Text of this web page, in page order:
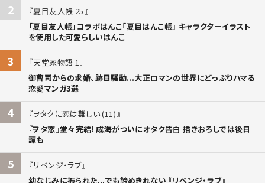
2
夏目友人帳 25
「夏目友人帳」コラボはんこ「夏目はんこ帳」 キャラクターイラスト
を使用した可愛らしいはんこ
3
天堂家物語 1
御曹司からの求婚、跡目騒動...大正ロマンの世界にどっぷりハマる
恋愛マンガ3選
4
ヲタクに恋は難しい (11)
『ヲタ恋』堂々完結! 成海がついにオタク告白 描きおろしでは後日
譚も
5
リベンジ・ラブ
幼なじみに振られた...でも諦めきれない 『リベンジ・ラブ』